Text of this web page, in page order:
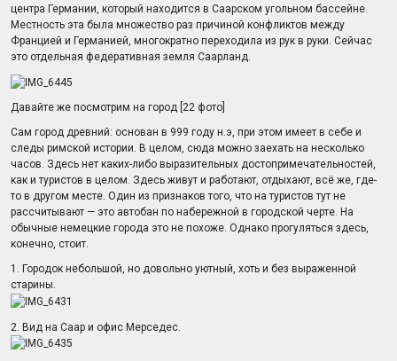
центра Германии, который находится в Саарском угольном бассейне.
Местность эта была множество раз причиной конфликтов между
Францией и Германией, многократно переходила из рук в руки. Сейчас
это отдельная федеративная земля Саарланд.
Давайте же посмотрим на город [22 фото]
Сам город древний: основан в 999 году н.э, при этом имеет в себе и
следы римской истории. В целом, сюда можно заехать на несколько
часов. Здесь нет каких-либо выразительных достопримечательностей,
как и туристов в целом. Здесь живут и работают, отдыхают, всё же, где-
то в другом месте. Один из признаков того, что на туристов тут не
рассчитывают — это автобан по набережной в городской черте. На
обычные немецкие города это не похоже. Однако прогуляться здесь,
конечно, стоит.
1. Городок небольшой, но довольно уютный, хоть и без выраженной
старины.
2. Вид на Саар и офис Мерседес.